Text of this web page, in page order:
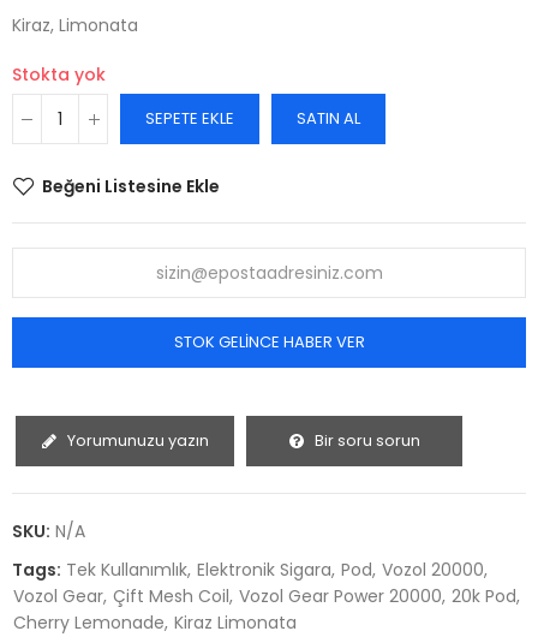
Kiraz, Limonata
Stokta yok
SEPETE EKLE SATIN AL
Beğeni Listesine Ekle
STOK GELINCE HABER VER
Yorumunuzu yazın Bir soru sorun
SKU: N/A
Tags: Tek Kullanımlık Elektronik Sigara Pod Vozol 20000
Vozol Gear Çift Mesh Coil Vozol Gear Power 20000 20k Pod
Cherry Lemonade Kiraz Limonata